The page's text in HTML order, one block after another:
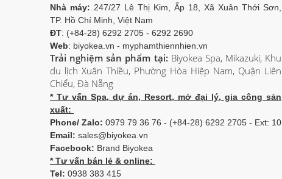
Nhà máy: 247/27 Lê Thị Kim, Ấp 18, Xã Xuân Thới Sơn,
TP. Hồ Chí Minh, Việt Nam
ĐT: (+84-28) 6292 2705 - 6292 2690
Web: biyokea.vn - myphamthiennhien.vn
Trải nghiệm sản phẩm tại: Biyokea Spa, Mikazuki, Khu
du lịch Xuân Thiều, Phường Hòa Hiệp Nam, Quận Liên
Chiểu, Đà Nẵng
* Tư vấn Spa, dự án, Resort, mở đại lý, gia công sản
xuất:
Phone/ Zalo: 0979 79 36 76 - (+84-28) 6292 2705 - Ext: 10
Email: sales@biyokea.vn
Facebook: Brand Biyokea
* Tư vấn bán lẻ & online:
Tel: 0938 383 415